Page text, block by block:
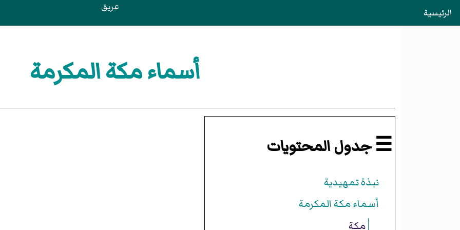
الرئيسية عريق
أسماء مكة المكرمة
☰ جدول المحتويات
نبذة تمهيدية
أسماء مكة المكرمة
مكة